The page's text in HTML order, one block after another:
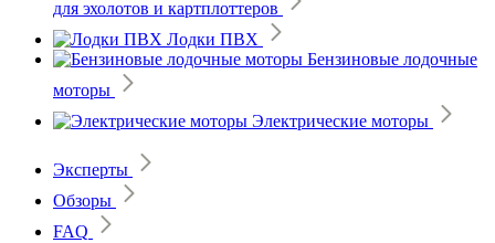
для эхолотов и картплоттеров
Лодки ПВХ
Бензиновые лодочные
моторы
Электрические моторы
Эксперты
Обзоры
FAQ